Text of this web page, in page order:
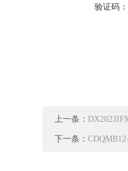
验证码：
上一条：
下一条：